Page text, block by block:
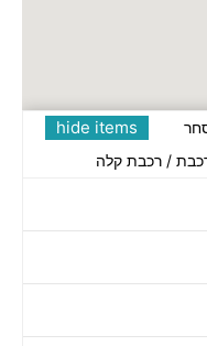
hide items
/ רכבת קלה